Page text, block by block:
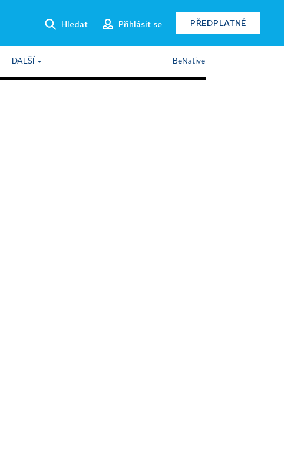
Hledat Přihlásit se PŘEDPLATNÉ
DALŠÍ BeNative